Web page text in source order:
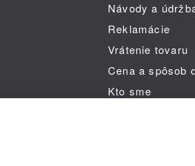
Návody a
Reklamácie
Vrátenie tovaru
Cena a spôsob
Kto sme